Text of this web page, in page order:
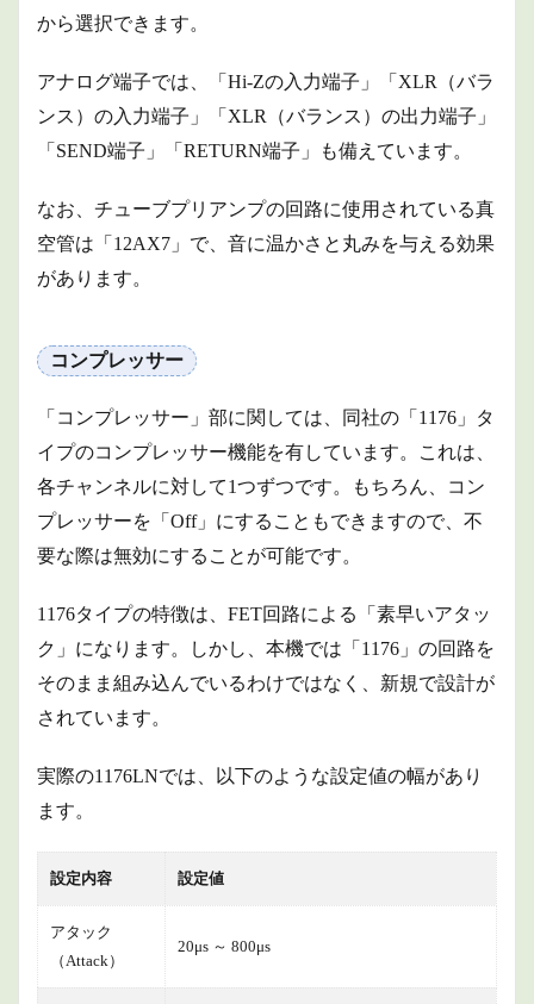
から選択できます。
アナログ端子では、「Hi-Zの入力端子」「XLR（バラ
ンス）の入力端子」「XLR（バランス）の出力端子」
「SEND端子」「RETURN端子」も備えています。
なお、チューブプリアンプの回路に使用されている真
空管は「12AX7」で、音に温かさと丸みを与える効果
があります。
コンプレッサー
「コンプレッサー」部に関しては、同社の「1176」タ
イプのコンプレッサー機能を有しています。これは、
各チャンネルに対して1つずつです。もちろん、コン
プレッサーを「Off」にすることもできますので、不
要な際は無効にすることが可能です。
1176タイプの特徴は、FET回路による「素早いアタッ
ク」になります。しかし、本機では「1176」の回路を
そのまま組み込んでいるわけではなく、新規で設計が
されています。
実際の1176LNでは、以下のような設定値の幅があり
ます。
設定内容 設定値
アタック
（Attack）
20μs ～ 800μs